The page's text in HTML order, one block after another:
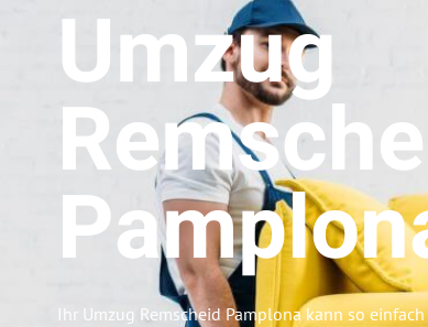
Umzug
Ihr Umzug Remscheid Pamplona kann so